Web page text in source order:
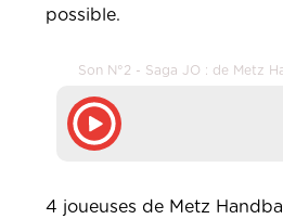
possible.
Son N°2 - Saga JO : de Metz
4 joueuses de Metz